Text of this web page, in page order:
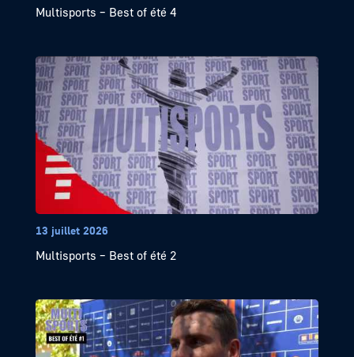
Multisports – Best of été 4
13 juillet 2026
Multisports – Best of été 2